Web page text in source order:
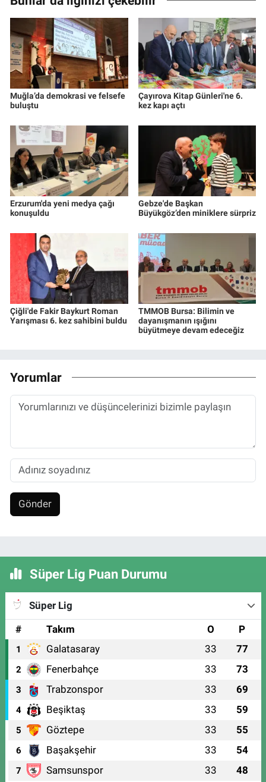
Muğla’da demokrasi ve felsefe
buluştu
Çayırova Kitap Günleri'ne 6.
kez kapı açtı
Erzurum'da yeni medya çağı
konuşuldu
Gebze'de Başkan
Büyükgöz’den miniklere sürpriz
Çiğli'de Fakir Baykurt Roman
Yarışması 6. kez sahibini buldu
TMMOB Bursa: Bilimin ve
dayanışmanın ışığını
büyütmeye devam edeceğiz
Yorumlar
Gönder
Süper Lig Puan Durumu
Süper Lig
#
Takım O P
1 Galatasaray 33 77
2 Fenerbahçe 33 73
3 Trabzonspor 33 69
4 Beşiktaş 33 59
5 Göztepe 33 55
6 Başakşehir 33 54
7 Samsunspor 33 48